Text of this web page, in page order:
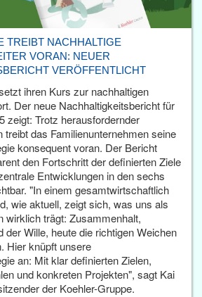
TREIBT NACHHALTIGE
VORAN: NEUER
VERÖFFENTLICHT
ihren Kurs zur nachhaltigen
Der neue Nachhaltigkeitsbericht für
zeigt: Trotz herausfordernder
treibt das Familienunternehmen seine
konsequent voran. Der Bericht
den Fortschritt der definierten Ziele
Entwicklungen in den sechs
"In einem gesamtwirtschaftlich
wie aktuell, zeigt sich, was uns als
wirklich trägt: Zusammenhalt,
der Wille, heute die richtigen Weichen
Hier knüpft unsere
an: Mit klar definierten Zielen,
und konkreten Projekten", sagt Kai
der Koehler-Gruppe.